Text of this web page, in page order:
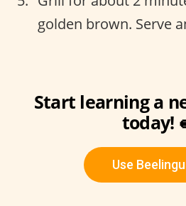
golden brown. Serve
Start learning a
today!
Use